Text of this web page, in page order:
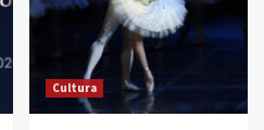
Cultura